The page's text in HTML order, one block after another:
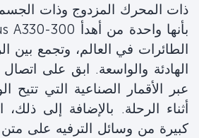
ذات المحرك المزدوج وذات
الطائرات في العالم، وتجمع بين
الهادئة والواسعة. ابق على
عبر الأقمار الصناعية التي تتيح
أثناء الرحلة. بالإضافة إلى
كبيرة من وسائل الترفيه على متن